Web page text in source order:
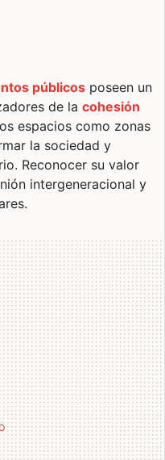
públicos poseen un
de la cohesión
espacios como zonas
la sociedad y
Reconocer su valor
intergeneracional y